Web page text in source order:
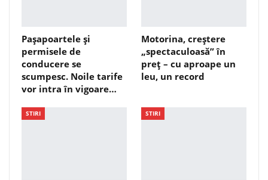
Pașapoartele și
permisele de
conducere se
scumpesc. Noile tarife
vor intra în vigoare…
Motorina, creștere
„spectaculoasă” în
preț – cu aproape un
leu, un record
STIRI STIRI